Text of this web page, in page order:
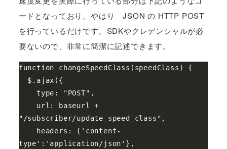
ードとなっており、やはり JSON の HTTP POST
を行っているだけです。SDKやクレデンシャルが必
要ないので、非常に簡潔に記述できます。
function changeSpeedClass ( speedClass )
{
$ . ajax ({
type : "POST" ,
url : baseurl
+
"/subscriber/update_speed_class" ,
headers : { 'content-
type' : 'application/json' },